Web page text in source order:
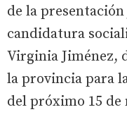
de la
candidatura
Virginia Jiménez,
la provincia para
del próximo 15 de